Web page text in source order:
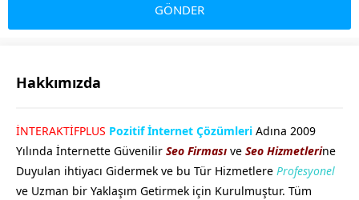
Hakkımızda
İNTERAKTİFPLUS Pozitif İnternet Çözümleri Adına 2009
Yılında İnternette Güvenilir Seo Firması ve Seo Hizmetlerine
Duyulan ihtiyacı Gidermek ve bu Tür Hizmetlere Profesyonel
ve Uzman bir Yaklaşım Getirmek için Kurulmuştur. Tüm
GÖKHAN GÖKMEN